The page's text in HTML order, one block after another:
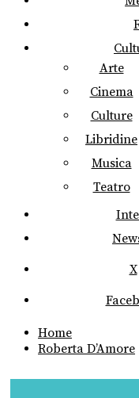
Arte
Cinema
Culture
Libridine
Musica
Teatro
X
Home
Roberta D’Amore